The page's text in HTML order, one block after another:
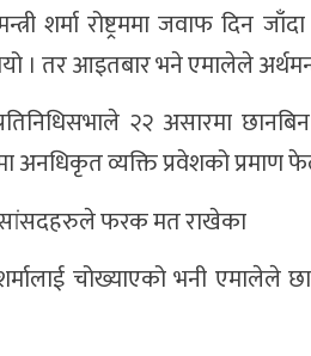
रोष्ट्रममा जवाफ दिन जाँदा
। तर आइतबार भने एमालेले
२२ असारमा
व्यक्ति प्रवेशको प्रमाण
सांसदहरुले फरक मत राखेका
चोख्याएको भनी